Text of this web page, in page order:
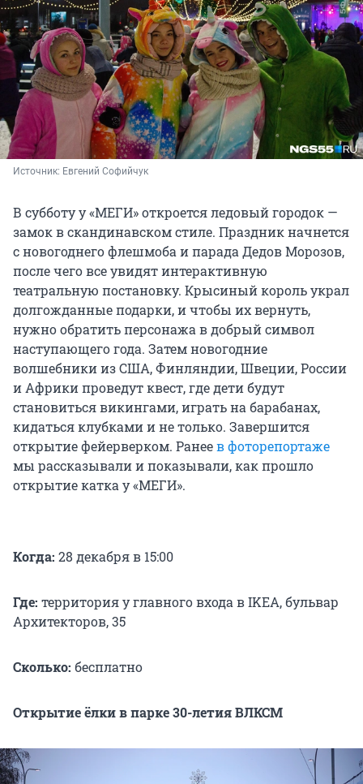
Источник: Евгений Софийчук
В субботу у «МЕГИ» откроется ледовый городок —
замок в скандинавском стиле. Праздник начнется
с новогоднего флешмоба и парада Дедов Морозов,
после чего все увидят интерактивную
театральную постановку. Крысиный король украл
долгожданные подарки, и чтобы их вернуть,
нужно обратить персонажа в добрый символ
наступающего года. Затем новогодние
волшебники из США, Финляндии, Швеции, России
и Африки проведут квест, где дети будут
становиться викингами, играть на барабанах,
кидаться клубками и не только. Завершится
открытие фейерверком. Ранеев фоторепортаже
мы рассказывали и показывали, как прошло
открытие катка у «МЕГИ».
Когда: 28 декабря в 15:00
Где: территория у главного входа в IKEA, бульвар
Архитекторов, 35
Сколько: бесплатно
Открытие ёлки в парке 30-летия ВЛКСМ